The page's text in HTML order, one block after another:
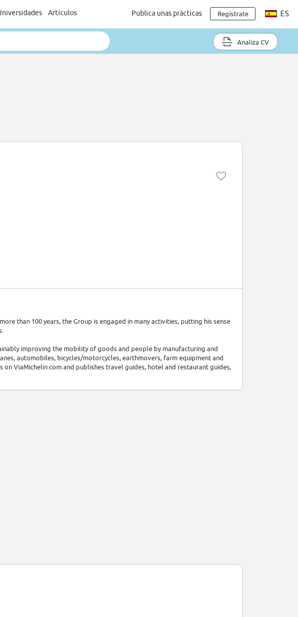
Artículos Publica unas prácticas Regístrate ES
Analiza CV
than 100 years, the Group is engaged in many activities, putting his sense
improving the mobility of goods and people by manufacturing and
automobiles, bicycles/motorcycles, earthmovers, farm equipment and
ViaMichelin.com and publishes travel guides, hotel and restaurant guides,